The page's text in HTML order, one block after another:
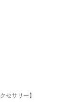
セサリー】